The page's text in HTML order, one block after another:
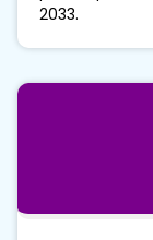
2033.